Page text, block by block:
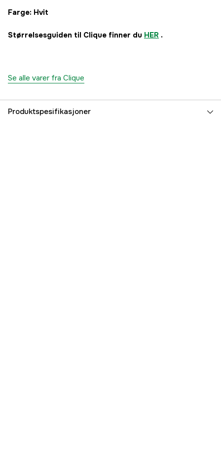
Farge: Hvit
Størrelsesguiden til Clique finner du HER .
Se alle varer fra Clique
Produktspesifikasjoner